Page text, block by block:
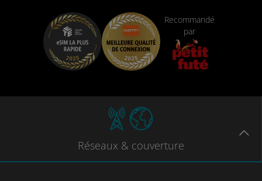
Recommandé
par
Réseaux & couverture